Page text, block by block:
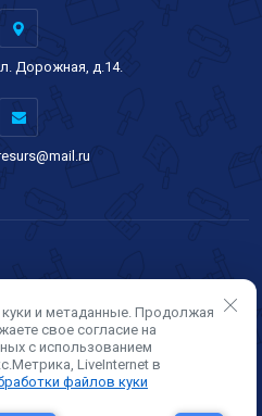
Дорожная, д.14.
2021 - 2026
и метаданные. Продолжая
свое согласие на
с использованием
LiveInternet в
файлов куки